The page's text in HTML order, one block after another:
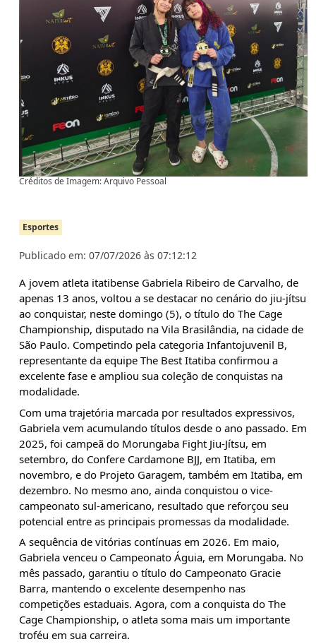
Créditos de Imagem: Arquivo Pessoal
Esportes
Publicado em: 07/07/2026 às 07:12:12
A jovem atleta itatibense Gabriela Ribeiro de Carvalho, de
apenas 13 anos, voltou a se destacar no cenário do jiu-jítsu
ao conquistar, neste domingo (5), o título do The Cage
Championship, disputado na Vila Brasilândia, na cidade de
São Paulo. Competindo pela categoria Infantojuvenil B,
representante da equipe The Best Itatiba confirmou a
excelente fase e ampliou sua coleção de conquistas na
modalidade.
Com uma trajetória marcada por resultados expressivos,
Gabriela vem acumulando títulos desde o ano passado. Em
2025, foi campeã do Morungaba Fight Jiu-Jítsu, em
setembro, do Confere Cardamone BJJ, em Itatiba, em
novembro, e do Projeto Garagem, também em Itatiba, em
dezembro. No mesmo ano, ainda conquistou o vice-
campeonato sul-americano, resultado que reforçou seu
potencial entre as principais promessas da modalidade.
A sequência de vitórias contínuas em 2026. Em maio,
Gabriela venceu o Campeonato Águia, em Morungaba. No
mês passado, garantiu o título do Campeonato Gracie
Barra, mantendo o excelente desempenho nas
competições estaduais. Agora, com a conquista do The
Cage Championship, o atleta soma mais um importante
troféu em sua carreira.